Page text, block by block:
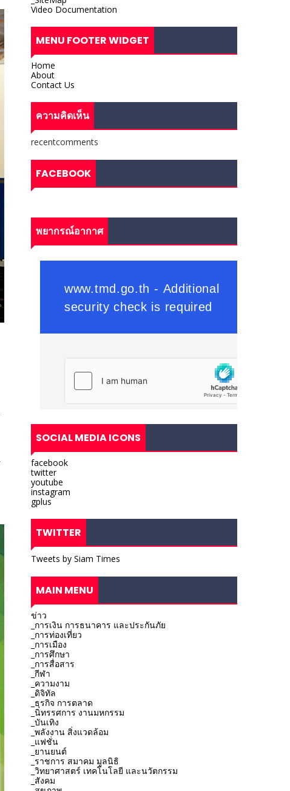
Video Documentation
MENU FOOTER WIDGET
Home
About
Contact Us
ความคิดเห็น
recentcomments
FACEBOOK
พยากรณ์อากาศ
SOCIAL MEDIA ICONS
facebook
twitter
youtube
instagram
gplus
TWITTER
Tweets by Siam Times
MAIN MENU
ข่าว
_การเงิน การธนาคาร และประกันภัย
_การท่องเที่ยว
_การเมือง
_การศึกษา
_การสื่อสาร
_กีฬา
_ความงาม
_ดิจิทัล
_ธุรกิจ การตลาด
_นิทรรศการ งานมหกรรม
_บันเทิง
_พลังงาน สิ่งแวดล้อม
_แฟชั่น
_ยานยนต์
_ราชการ สมาคม มูลนิธิ
_วิทยาศาสตร์ เทคโนโลยี และนวัตกรรม
_สังคม